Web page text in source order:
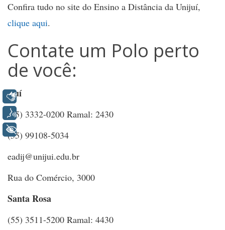
Confira tudo no site do Ensino a Distância da Unijuí,
clique aqui.
Contate um Polo perto
de você:
Ijuí
(55) 3332-0200 Ramal: 2430
(55) 99108-5034
eadij@unijui.edu.br
Rua do Comércio, 3000
Santa Rosa
(55) 3511-5200 Ramal: 4430
Voz
+ Acessibilidade